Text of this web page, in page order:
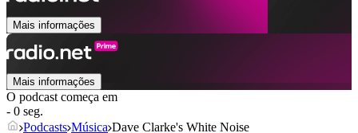
Mais informações
Mais informações
O podcast começa em
- 0 seg.
Podcasts Música Dave Clarke's White Noise